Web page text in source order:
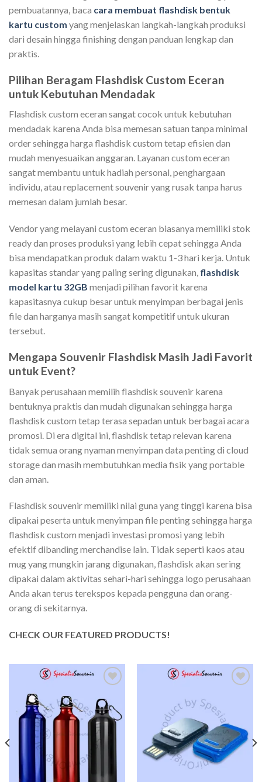
pembuatannya, baca cara membuat flashdisk bentuk
kartu custom yang menjelaskan langkah-langkah produksi
dari desain hingga finishing dengan panduan lengkap dan
praktis.
Pilihan Beragam Flashdisk Custom Eceran
untuk Kebutuhan Mendadak
Flashdisk custom eceran sangat cocok untuk kebutuhan
mendadak karena Anda bisa memesan satuan tanpa minimal
order sehingga harga flashdisk custom tetap efisien dan
mudah menyesuaikan anggaran. Layanan custom eceran
sangat membantu untuk hadiah personal, penghargaan
individu, atau replacement souvenir yang rusak tanpa harus
memesan dalam jumlah besar.
Vendor yang melayani custom eceran biasanya memiliki stok
ready dan proses produksi yang lebih cepat sehingga Anda
bisa mendapatkan produk dalam waktu 1-3 hari kerja. Untuk
kapasitas standar yang paling sering digunakan, flashdisk
model kartu 32GB menjadi pilihan favorit karena
kapasitasnya cukup besar untuk menyimpan berbagai jenis
file dan harganya masih sangat kompetitif untuk ukuran
tersebut.
Mengapa Souvenir Flashdisk Masih Jadi Favorit
untuk Event?
Banyak perusahaan memilih flashdisk souvenir karena
bentuknya praktis dan mudah digunakan sehingga harga
flashdisk custom tetap terasa sepadan untuk berbagai acara
promosi. Di era digital ini, flashdisk tetap relevan karena
tidak semua orang nyaman menyimpan data penting di cloud
storage dan masih membutuhkan media fisik yang portable
dan aman.
Flashdisk souvenir memiliki nilai guna yang tinggi karena bisa
dipakai peserta untuk menyimpan file penting sehingga harga
flashdisk custom menjadi investasi promosi yang lebih
efektif dibanding merchandise lain. Tidak seperti kaos atau
mug yang mungkin jarang digunakan, flashdisk akan sering
dipakai dalam aktivitas sehari-hari sehingga logo perusahaan
Anda akan terus terekspos kepada pengguna dan orang-
orang di sekitarnya.
CHECK OUR FEATURED PRODUCTS!
Add to
wishlist
wishlist